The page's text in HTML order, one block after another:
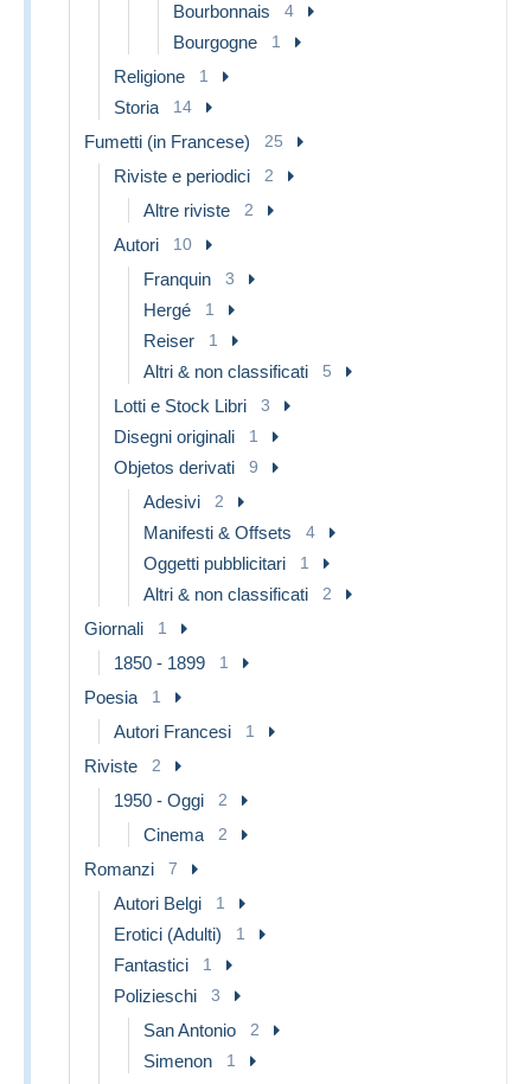
Bourbonnais 4
Bourgogne 1
Religione 1
Storia 14
Fumetti (in Francese) 25
Riviste e periodici 2
Altre riviste 2
Autori 10
Franquin 3
Hergé 1
Reiser 1
Altri & non classificati 5
Lotti e Stock Libri 3
Disegni originali 1
Objetos derivati 9
Adesivi 2
Manifesti & Offsets 4
Oggetti pubblicitari 1
Altri & non classificati 2
Giornali 1
1850 - 1899 1
Poesia 1
Autori Francesi 1
Riviste 2
1950 - Oggi 2
Cinema 2
Romanzi 7
Autori Belgi 1
Erotici (Adulti) 1
Fantastici 1
Polizieschi 3
San Antonio 2
Simenon 1